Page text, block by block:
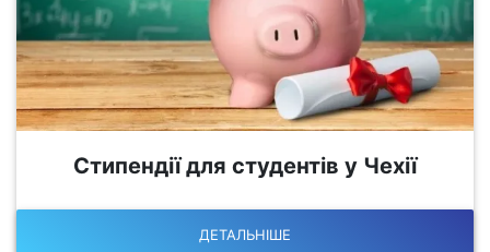
Стипендії для студентів у Чехії
ДЕТАЛЬНІШЕ